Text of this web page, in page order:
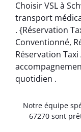
Choisir VSL à
transport
. {Réservation
Conventionné,
Réservation
quotidien .
Notre équipe
67270 sont